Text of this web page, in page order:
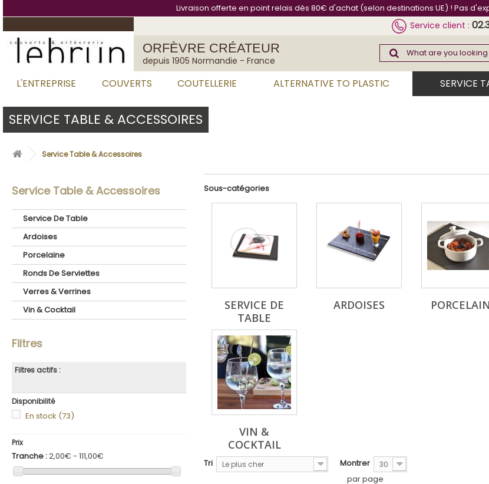
Livraison offerte en point relais dès 80€ d'achat (selon destinations UE) ! Pas
Service client :
ORFÈVRE CRÉATEUR
depuis 1905 Normandie - France
L'ENTREPRISE COUVERTS COUTELLERIE ALTERNATIVE TO PLASTIC SERVICE
SERVICE TABLE & ACCESSOIRES
Service Table & Accessoires
Service Table & Accessoires
Service De Table
Ardoises
Porcelaine
Ronds De Serviettes
Verres & Verrines
Vin & Cocktail
Filtres
Filtres actifs :
Disponibilité
En stock (73)
Prix
Tranche :2,00€ - 111,00€
Sous-catégories
SERVICE DE
TABLE
ARDOISES
VIN &
COCKTAIL
Tri Le plus cher Montrer 30
par page